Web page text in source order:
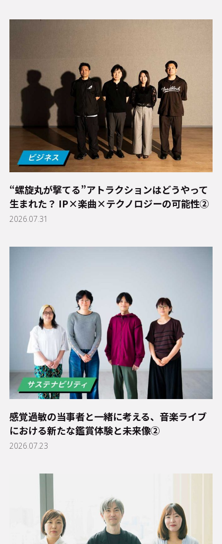
“螺旋丸が撃てる”アトラクションはどうやって
生まれた？ IP×楽曲×テクノロジーの可能性②
2026.07.31
感覚過敏の当事者と一緒に考える、音楽ライブ
における新たな鑑賞体験と未来像②
2026.07.23